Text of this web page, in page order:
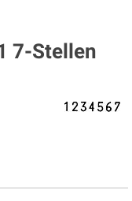
7-Stellen